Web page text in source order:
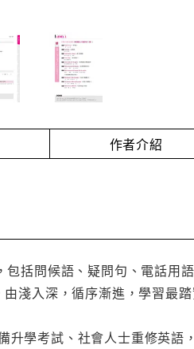
作者介紹
包括問候語、疑問句、電話
淺入深，循序漸進，學習最
升學考試、社會人士重修英語